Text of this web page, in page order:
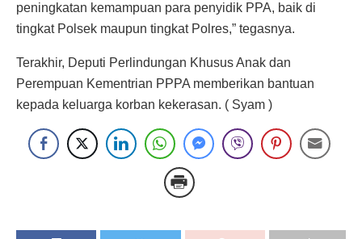
peningkatan kemampuan para penyidik PPA, baik di
tingkat Polsek maupun tingkat Polres,” tegasnya.
Terakhir, Deputi Perlindungan Khusus Anak dan
Perempuan Kementrian PPPA memberikan bantuan
kepada keluarga korban kekerasan. ( Syam )